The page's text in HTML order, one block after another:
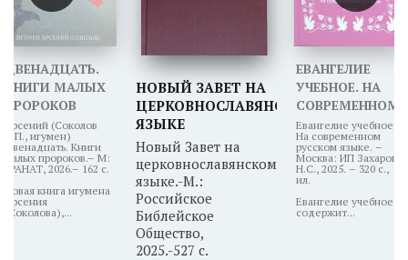
ДВЕНАДЦАТЬ.
КНИГИ МАЛЫХ
ПРОРОКОВ
Арсений (Соколов
А.П., игумен)
Двенадцать. Книги
малых пророков.– М:
ГРАНАТ, 2026.– 162 с.
Новая книга игумена
Арсения
(Соколова),...
НОВЫЙ ЗАВЕТ НА
ЦЕРКОВНОСЛАВЯНСКОМ
ЯЗЫКЕ
Новый Завет на
церковнославянском
языке.-М.:
Российское
Библейское
Общество,
2025.-527 с.
ЕВАНГЕЛИЕ
УЧЕБНОЕ. НА
СОВРЕМЕННОМ
РУССКОМ
ЯЗЫКЕ
Евангелие учебное.
На современном
русском языке. –
Москва: ИП Захаров
Н.С., 2025. – 320 с.,
ил.
Евангелие учебное
содержит...